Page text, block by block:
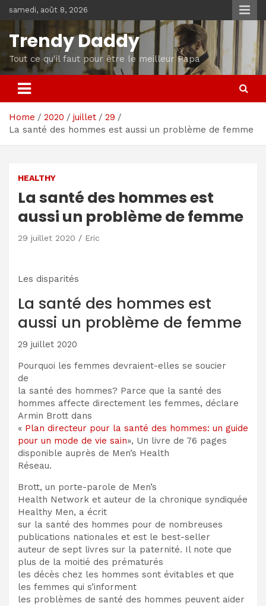
to
content
samedi, août 8, 2026
Trendy Daddy
Tout ce qu'il faut pour être le meilleur Papa
Home 2020 juillet
29
La santé des hommes est aussi un problème de femme
HEALTHY
La santé des hommes est
aussi un problème de femme
29 juillet 2020 Eric
Les disparités
La santé des hommes est
aussi un problème de femme
29 juillet 2020
Pourquoi les femmes devraient-elles se soucier
de
la santé des hommes? Parce que la santé des
hommes affecte directement les femmes, déclare
Armin Brott dans
« Plan directeur pour la santé des hommes: un guide
pour un mode de vie sain», Un livre de 76 pages
disponible auprès de Men’s Health
Réseau.
Brott, un porte-parole de Men’s
Health Network et auteur de la chronique syndiquée
Healthy Men, a écrit
sur la santé des hommes pour de nombreuses
publications nationales et est le best-seller
auteur de sept livres sur la paternité. Il note que
plus de la moitié des prématurés
les décès chez les hommes sont évitables et que
les femmes qui s’informent
les problèmes de santé des hommes peuvent aider